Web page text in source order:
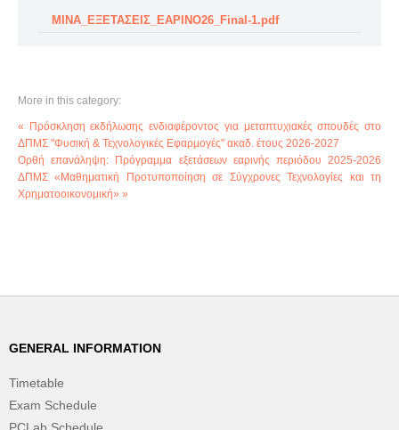
ΜΙΝΑ_ΕΞΕΤΑΣΕΙΣ_ΕΑΡΙΝΟ26_Final-1.pdf
More in this category:
« Πρόσκληση εκδήλωσης ενδιαφέροντος για μεταπτυχιακές σπουδές στο
ΔΠΜΣ "Φυσική & Τεχνολογικές Εφαρμογές" ακαδ. έτους 2026-2027
Ορθή επανάληψη: Πρόγραμμα εξετάσεων εαρινής περιόδου 2025-2026
ΔΠΜΣ «Μαθηματική Προτυποποίηση σε Σύγχρονες Τεχνολογίες και τη
Χρηματοοικονομική» »
GENERAL INFORMATION
Timetable
Exam Schedule